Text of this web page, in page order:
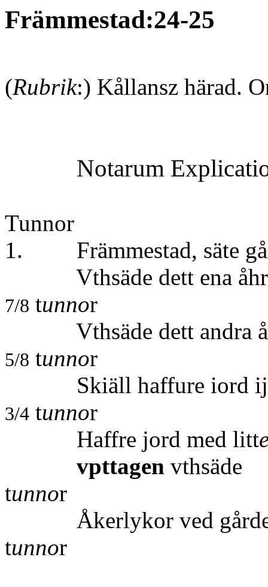
Främmestad:24-25
(Rubrik:) Kållansz härad.
Notarum
Tunnor
1. Främmestad, säte
Vthsäde dett ena
7/8 tunnor
Vthsäde dett andra
5/8 tunnor
Skiäll haffure iord ij
3/4 tunnor
Haffre jord med litt
vpttagen
tunnor
Åkerlykor ved
tunnor